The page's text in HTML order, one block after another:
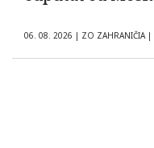
06. 08. 2026 | ZO ZAHRANIČIA |